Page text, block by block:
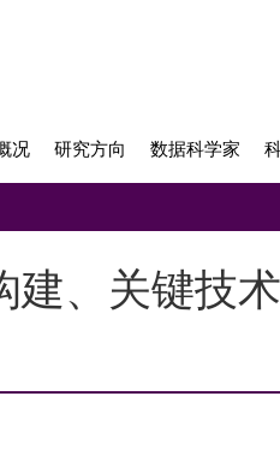
况 研究方向 数据科学家
建、关键技